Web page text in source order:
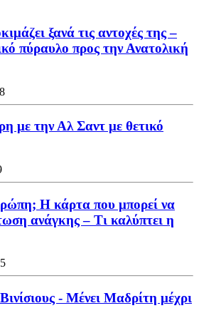
ξανά τις αντοχές της –
πύραυλο προς την Ανατολική
με την Αλ Σαντ με θετικό
Η κάρτα που μπορεί να
ανάγκης – Τι καλύπτει η
- Μένει Μαδρίτη μέχρι